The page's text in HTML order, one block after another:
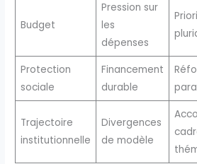
Budget
Pression sur
les
dépenses
Protection
sociale
Financement
durable
Trajectoire
institutionnelle
Divergences
de modèle